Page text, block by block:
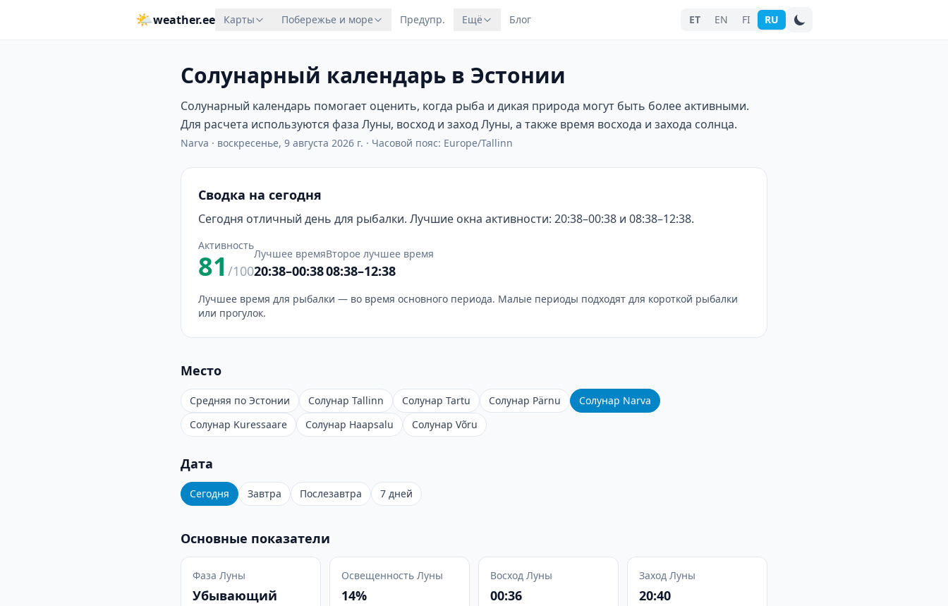
🌤weather.ee Карты Побережье и море Предупр. Ещё Блог Поиск города
ET EN FI RU
Солунарный календарь в Эстонии
Солунарный календарь помогает оценить, когда рыба и дикая природа могут быть более активными.
Для расчета используются фаза Луны, восход и заход Луны, а также время восхода и захода солнца.
Narva · воскресенье, 9 августа 2026 г. · Часовой пояс: Europe/Tallinn
Сводка на сегодня
Сегодня отличный день для рыбалки. Лучшие окна активности: 20:38–00:38 и 08:38–12:38.
Активность
81 /100
Лучшее время
20:38–00:38
Второе лучшее время
08:38–12:38
Лучшее время для рыбалки — во время основного периода. Малые периоды подходят для короткой рыбалки
или прогулок.
Место
Средняя по Эстонии Солунар Tallinn Солунар Tartu Солунар Pärnu
Солунар Narva
Солунар Kuressaare
Солунар Haapsalu Солунар Võru
Дата
Сегодня Завтра Послезавтра 7 дней
Основные показатели
Фаза Луны
Убывающий
Освещенность Луны
14%
Восход Луны
00:36
Заход Луны
20:40